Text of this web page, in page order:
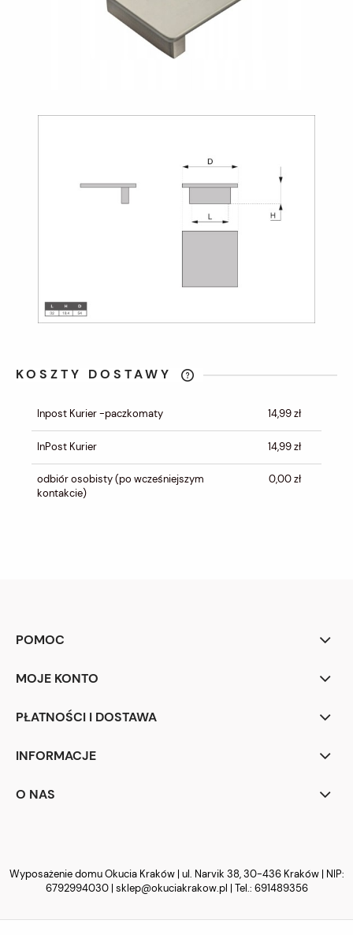
KOSZTY DOSTAWY
KOSZTÓW PŁATNOŚCI
Inpost Kurier -paczkomaty 14,99 zł
InPost Kurier 14,99 zł
odbiór osobisty(po wcześniejszym
kontakcie)
0,00 zł
POMOC
MOJE KONTO
PŁATNOŚCI I DOSTAWA
INFORMACJE
O NAS
Wyposażenie domu Okucia Kraków | ul. Narvik 38, 30-436 Kraków | NIP:
6792994030 | sklep@okuciakrakow.pl | Tel.: 691489356